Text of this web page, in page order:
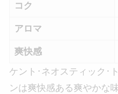
コク
アロマ
爽快感
ケント･ネオスティック･
ンは爽快感ある爽やかな